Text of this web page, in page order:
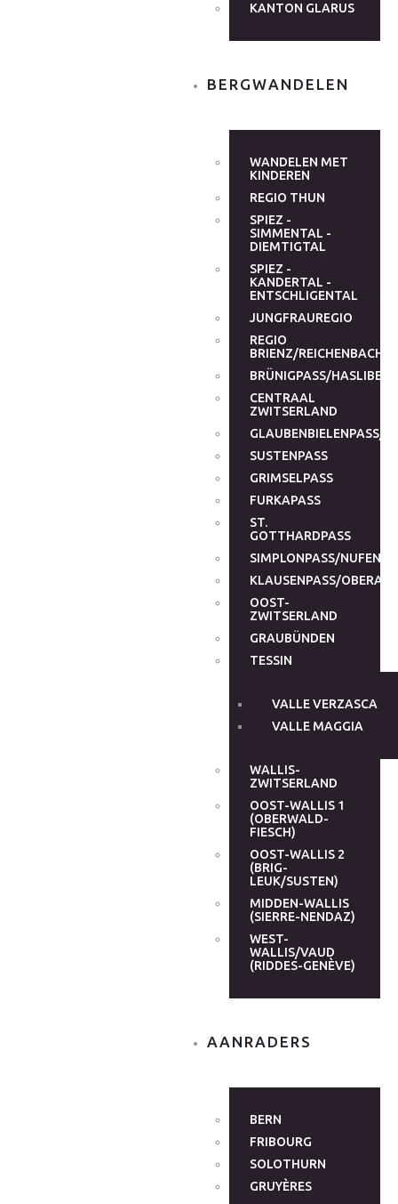
KANTON GLARUS
BERGWANDELEN
WANDELEN MET
KINDEREN
REGIO THUN
SPIEZ -
SIMMENTAL -
DIEMTIGTAL
SPIEZ -
KANDERTAL -
ENTSCHLIGENTAL
JUNGFRAUREGIO
REGIO
BRIENZ/
BRÜNIGPASS/HASLIBERG
CENTRAAL
ZWITSERLAND
GLAUBENBIELENPASS/
SUSTENPASS
GRIMSELPASS
FURKAPASS
ST.
GOTTHARDPASS
SIMPLONPASS/
KLAUSENPASS/
OOST-
ZWITSERLAND
GRAUBÜNDEN
TESSIN
VALLE VERZASCA
VALLE MAGGIA
WALLIS-
ZWITSERLAND
OOST-WALLIS 1
(OBERWALD-
FIESCH)
OOST-WALLIS 2
(BRIG-
LEUK/SUSTEN)
MIDDEN-WALLIS
(SIERRE-NENDAZ)
WEST-
WALLIS/VAUD
(RIDDES-GENÈVE)
AANRADERS
BERN
FRIBOURG
SOLOTHURN
GRUYÈRES